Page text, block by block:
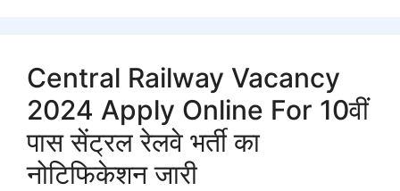
Central Railway Vacancy
2024 Apply Online For 10वीं
पास सेंट्रल रेलवे भर्ती का
नोटिफिकेशन जारी